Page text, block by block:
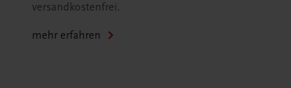
versandkostenfrei.
mehr erfahren